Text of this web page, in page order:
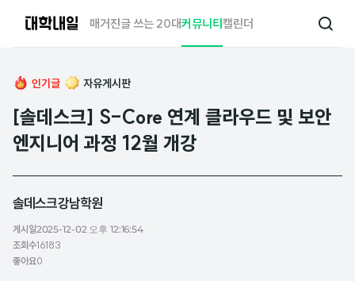
매거진글 쓰는 20대커뮤니티캘린더
검
인기글 자유게시판
[솔데스크] S-Core 연계 클라우드 및 보안
엔지니어 과정 12월 개강
솔데스크강남학원
게시일2025-12-02 오후 12:16:54
조회수16183
좋아요0